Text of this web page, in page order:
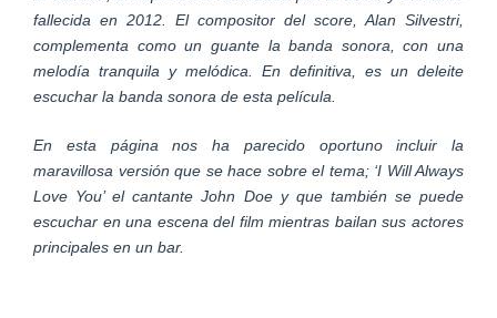
fallecida en 2012. El compositor del score, Alan Silvestri,
complementa como un guante la banda sonora, con una
melodía tranquila y melódica. En definitiva, es un deleite
escuchar la banda sonora de esta película.
En esta página nos ha parecido oportuno incluir la
maravillosa versión que se hace sobre el tema; ‘I Will Always
Love You’ el cantante John Doe y que también se puede
escuchar en una escena del film mientras bailan sus actores
principales en un bar.